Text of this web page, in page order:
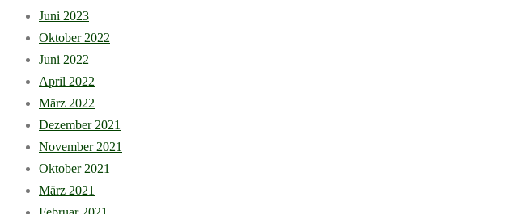
Juni 2023
Oktober 2022
Juni 2022
April 2022
März 2022
Dezember 2021
November 2021
Oktober 2021
März 2021